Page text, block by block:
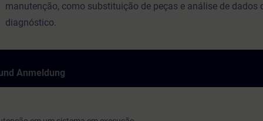
manutenção, como substituição de peças e análise de dados
diagnóstico.
Anmeldung